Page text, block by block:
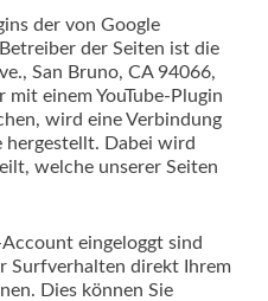
der von Google
der Seiten ist die
San Bruno, CA 94066,
mit einem YouTube-Plugin
wird eine Verbindung
hergestellt. Dabei wird
welche unserer Seiten
eingeloggt sind
Surfverhalten direkt Ihrem
Dies können Sie